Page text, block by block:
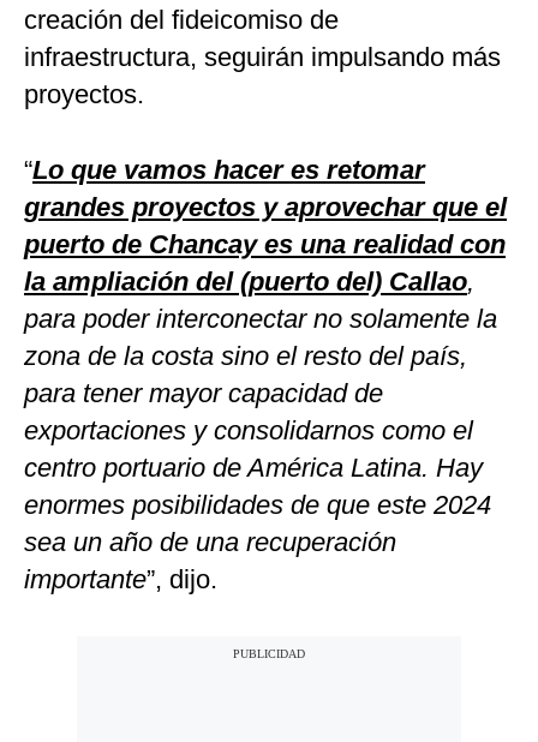
creación del fideicomiso de
infraestructura, seguirán impulsando más
proyectos.
“Lo que vamos hacer es retomar
grandes proyectos y aprovechar que el
puerto de Chancay es una realidad con
la ampliación del (puerto del) Callao,
para poder interconectar no solamente la
zona de la costa sino el resto del país,
para tener mayor capacidad de
exportaciones y consolidarnos como el
centro portuario de América Latina. Hay
enormes posibilidades de que este 2024
sea un año de una recuperación
importante”, dijo.